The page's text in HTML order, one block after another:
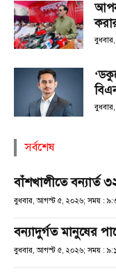
সর্বশেষ
বাঁশখালীতে বন্যার্ত
বুধবার, আগস্ট ৫, ২০২৬; সময় :
বন্যাদুর্গত মানুষের
বুধবার, আগস্ট ৫, ২০২৬; সময় :